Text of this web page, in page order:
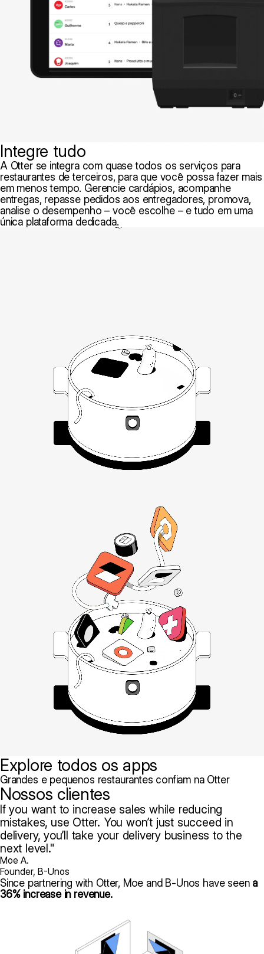
Integre tudo
A Otter se integra com quase todos os serviços para
restaurantes de terceiros, para que você possa fazer mais
em menos tempo. Gerencie cardápios, acompanhe
entregas, repasse pedidos aos entregadores, promova,
analise o desempenho – você escolhe – e tudo em uma
única plataforma dedicada.
Explore todos os apps
Grandes e pequenos restaurantes confiam na Otter
Nossos clientes
If you want to increase sales while reducing
mistakes, use Otter. You won’t just succeed in
delivery, you’ll take your delivery business to the
next level.
Moe A.
Founder, B-Unos
Since partnering with Otter, Moe and B-Unos have seen a
36% increase in revenue.